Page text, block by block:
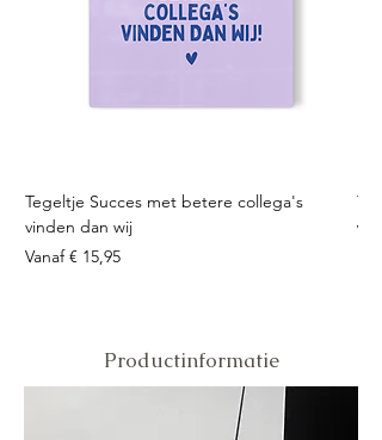
Tegeltje Succes met betere collega's
vinden dan wij
Vanaf€ 15,95
Verkoopprijs
Productinformatie